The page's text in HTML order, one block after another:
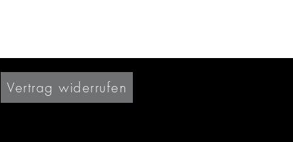
Vertrag widerrufen